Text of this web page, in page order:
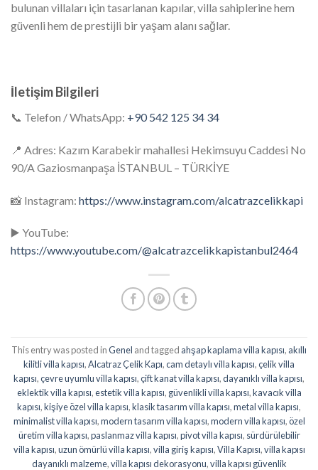
bulunan villaları için tasarlanan kapılar, villa sahiplerine hem
güvenli hem de prestijli bir yaşam alanı sağlar.
İletişim Bilgileri
📞 Telefon / WhatsApp: +90 542 125 34 34
📍 Adres: Kazım Karabekir mahallesi Hekimsuyu Caddesi No
90/A Gaziosmanpaşa İSTANBUL – TÜRKİYE
📸 Instagram: https://www.instagram.com/alcatrazcelikkapi
▶️ YouTube:
https://www.youtube.com/@alcatrazcelikkapistanbul2464
This entry was posted inGenel and tagged ahşap kaplama villa kapısı, akıllı
kilitli villa kapısı,Alcatraz Çelik Kapı,cam detaylı villa kapısı,çelik villa
kapısı,çevre uyumlu villa kapısı,çift kanat villa kapısı,dayanıklı villa kapısı,
eklektik villa kapısı,estetik villa kapısı, güvenlikli villa kapısı,kavacık villa
kapısı,kişiye özel villa kapısı,klasik tasarım villa kapısı,metal villa kapısı,
minimalist villa kapısı,modern tasarım villa kapısı,modern villa kapısı,özel
üretim villa kapısı,paslanmaz villa kapısı,pivot villa kapısı, sürdürülebilir
villa kapısı,uzun ömürlü villa kapısı,villa giriş kapısı,Villa Kapısı,villa kapısı
dayanıklı malzeme,villa kapısı dekorasyonu,villa kapısı güvenlik